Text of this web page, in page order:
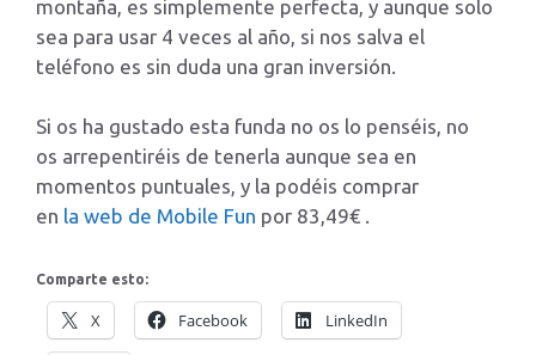
montaña, es simplemente perfecta, y aunque solo
sea para usar 4 veces al año, si nos salva el
teléfono es sin duda una gran inversión.
Si os ha gustado esta funda no os lo penséis, no
os arrepentiréis de tenerla aunque sea en
momentos puntuales, y la podéis comprar
en la web de Mobile Fun por 83,49€ .
Comparte esto:
X Facebook LinkedIn